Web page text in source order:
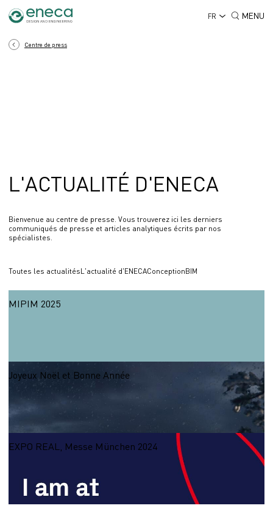
FR MENU
Centre de press
L'ACTUALITÉ D'ENECA
Bienvenue au centre de presse. Vous trouverez ici les derniers
communiqués de presse et articles analytiques écrits par nos
spécialistes.
Toutes les actualitésL'actualité d'ENECAConceptionBIM
MIPIM 2025
Joyeux Noël et Bonne Année
Je vous souhaite un Joyeux Noël plein de joie et de bonheur!
EXPO REAL, Messe München 2024
L'équipe d'Eneca Group a le plaisir d'annoncer sa participation à l'EXPO REAL
04.10.2024